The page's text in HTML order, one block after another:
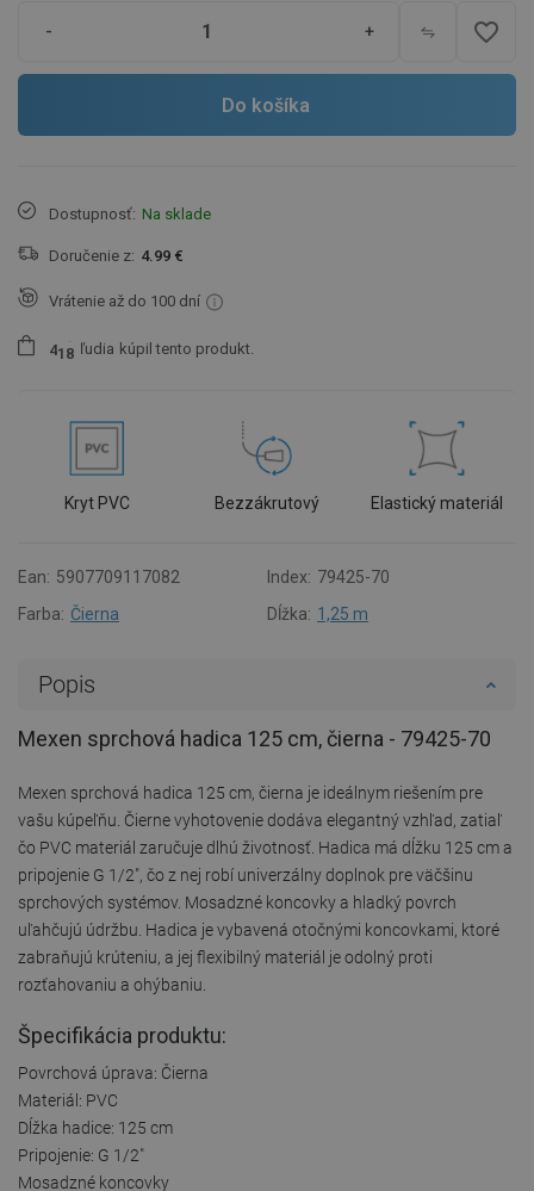
- + favorite_border
Do košíka
Dostupnosť: Na sklade
Doručenie z: 4.99 €
Vrátenie až do 100 dní
41 8 ľudia kúpil tento produkt.
Kryt PVC Bezzákrutový Elastický materiál
Ean: 5907709117082 Index: 79425-70
Farba: Čierna Dĺžka: 1,25 m
Popis
Mexen sprchová hadica 125 cm, čierna - 79425-70
Mexen sprchová hadica 125 cm, čierna je ideálnym riešením pre
vašu kúpeľňu. Čierne vyhotovenie dodáva elegantný vzhľad, zatiaľ
čo PVC materiál zaručuje dlhú životnosť. Hadica má dĺžku 125 cm a
pripojenie G 1/2", čo z nej robí univerzálny doplnok pre väčšinu
sprchových systémov. Mosadzné koncovky a hladký povrch
uľahčujú údržbu. Hadica je vybavená otočnými koncovkami, ktoré
zabraňujú krúteniu, a jej flexibilný materiál je odolný proti
rozťahovaniu a ohýbaniu.
Špecifikácia produktu:
Povrchová úprava: Čierna
Materiál: PVC
Dĺžka hadice: 125 cm
Pripojenie: G 1/2"
Mosadzné koncovky